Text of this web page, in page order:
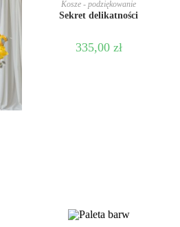
Kosze - podziękowanie
Sekret delikatności
335,00 zł